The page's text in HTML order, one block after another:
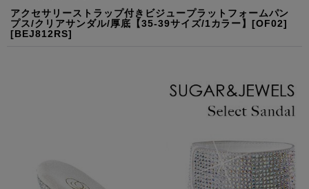
アクセサリーストラップ付きビジュープラットフォームパン
プス/クリアサンダル/厚底【35-39サイズ/1カラー】[OF02]
[BEJ812RS]